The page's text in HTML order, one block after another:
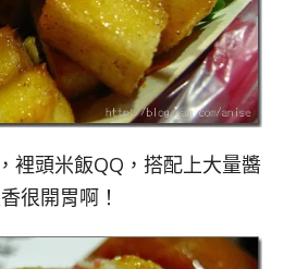
裡頭米飯QQ，搭配上大量醬
很開胃啊！